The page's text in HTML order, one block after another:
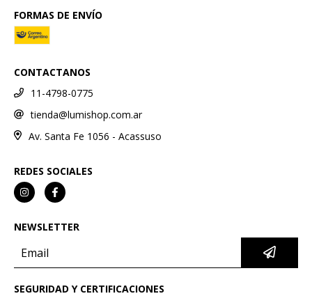
FORMAS DE ENVÍO
CONTACTANOS
11-4798-0775
tienda@lumishop.com.ar
Av. Santa Fe 1056 - Acassuso
REDES SOCIALES
NEWSLETTER
SEGURIDAD Y CERTIFICACIONES